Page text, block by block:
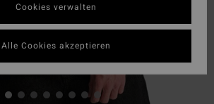
Cookies verwalten
Alle Cookies akzeptieren